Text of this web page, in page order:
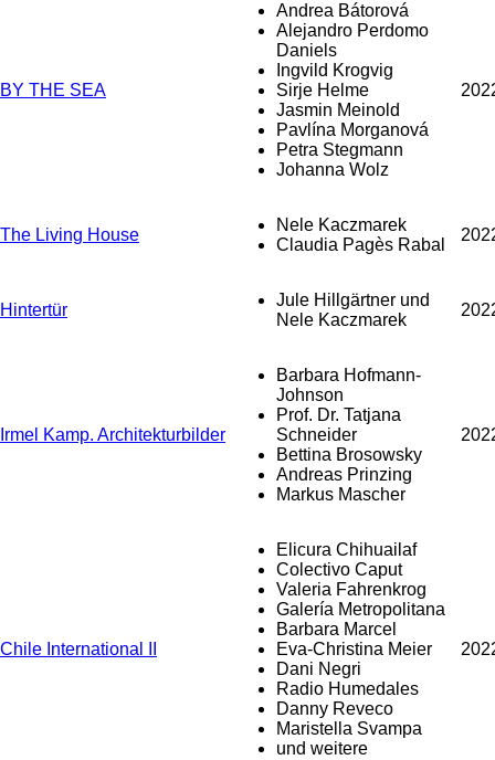
BY THE SEA
Andrea Bátorová
Alejandro Perdomo
Daniels
Ingvild Krogvig
Sirje Helme
Jasmin Meinold
Pavlína Morganová
Petra Stegmann
Johanna Wolz
The Living House
Nele Kaczmarek
Claudia Pagès Rabal
Hintertür
Jule Hillgärtner und
Nele Kaczmarek
Irmel Kamp. Architekturbilder
Barbara Hofmann-
Johnson
Prof. Dr. Tatjana
Schneider
Bettina Brosowsky
Andreas Prinzing
Markus Mascher
Chile International II
Elicura Chihuailaf
Colectivo Caput
Valeria Fahrenkrog
Galería Metropolitana
Barbara Marcel
Eva-Christina Meier
Dani Negri
Radio Humedales
Danny Reveco
Maristella Svampa
und weitere